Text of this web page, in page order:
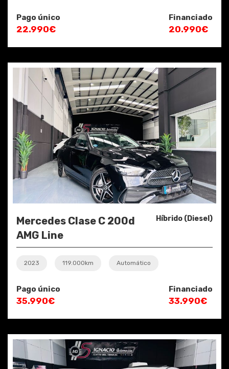
Pago único
22.990€
Financiado
20.990€
Mercedes Clase C 200d
AMG Line
Híbrido (Diesel)
2023 119.000km Automático
Pago único
35.990€
Financiado
33.990€